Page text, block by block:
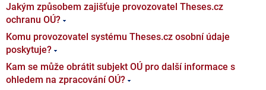
Jakým způsobem zajišťuje provozovatel Theses.cz
ochranu OÚ?
Komu provozovatel systému Theses.cz osobní údaje
poskytuje?
Kam se může obrátit subjekt OÚ pro další informace s
ohledem na zpracování OÚ?